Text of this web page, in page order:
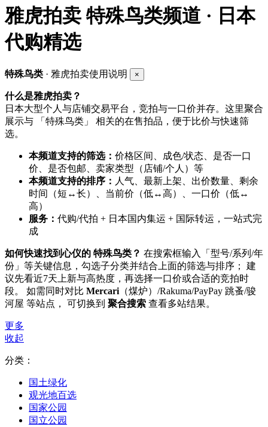
雅虎拍卖 特殊鸟类频道 · 日本
代购精选
特殊鸟类 · 雅虎拍卖使用说明 ×
什么是雅虎拍卖？
日本大型个人与店铺交易平台，竞拍与一口价并存。这里聚合
展示与 「特殊鸟类」 相关的在售拍品，便于比价与快速筛
选。
本频道支持的筛选： 价格区间、成色/状态、是否一口
价、是否包邮、卖家类型（店铺/个人）等
本频道支持的排序： 人气、最新上架、出价数量、剩余
时间（短↔长）、当前价（低↔高）、一口价（低↔
高）
服务： 代购/代拍 + 日本国内集运 + 国际转运，一站式完
成
如何快速找到心仪的 特殊鸟类？ 在搜索框输入「型号/系列/年
份」等关键信息，勾选子分类并结合上面的筛选与排序； 建
议先看近7天上新与高热度，再选择一口价或合适的竞拍时
段。 如需同时对比 Mercari （煤炉）/Rakuma/PayPay 跳蚤/骏
河屋 等站点， 可切换到 聚合搜索 查看多站结果。
更多
收起
分类：
国土绿化
观光地百选
国家公园
国立公园